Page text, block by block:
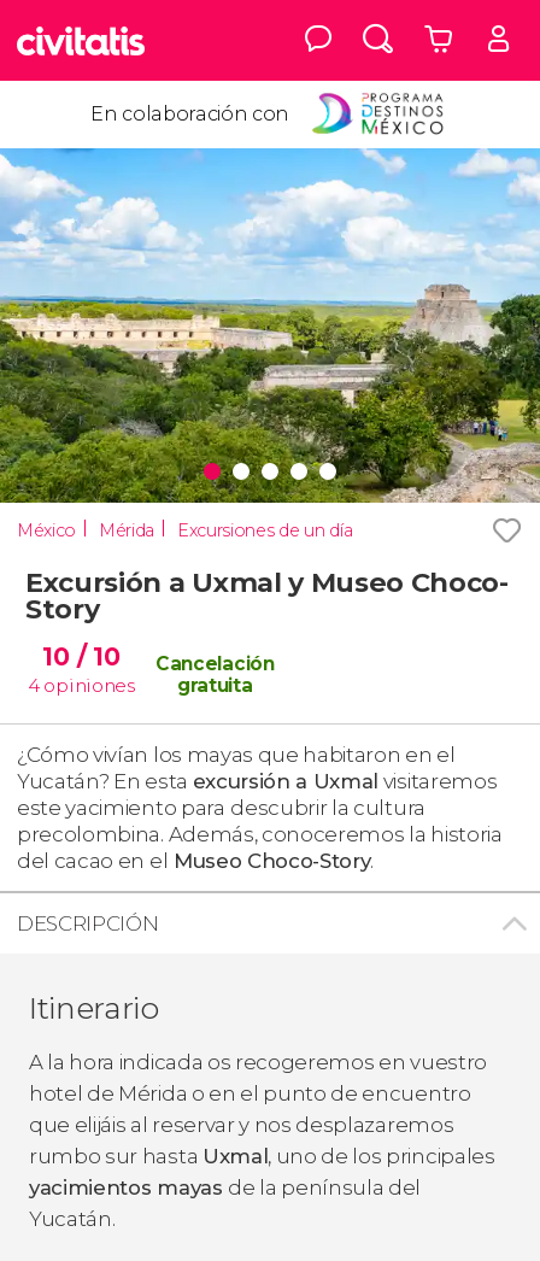
En colaboración con
México Mérida Excursiones de un día
Excursión a Uxmal y Museo Choco-
Story
10 / 10
4 opiniones
Cancelación
gratuita
¿Cómo vivían los mayas que habitaron en el
Yucatán? En esta excursión a Uxmal visitaremos
este yacimiento para descubrir la cultura
precolombina. Además, conoceremos la historia
del cacao en el Museo Choco-Story.
DESCRIPCIÓN
Itinerario
A la hora indicada os recogeremos en vuestro
hotel de Mérida o en el punto de encuentro
que elijáis al reservar y nos desplazaremos
rumbo sur hasta Uxmal , uno de los principales
yacimientos mayas de la península del
Yucatán.